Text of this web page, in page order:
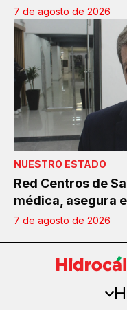
7 de agosto de 2026
NUESTRO ESTADO
Red Centros de
médica, asegura
7 de agosto de 2026